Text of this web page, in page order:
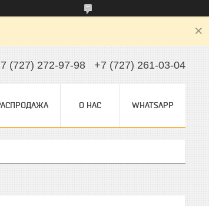
(727) 272-97-98 +7 (727) 261-03-04
О НАС WHATSAPP